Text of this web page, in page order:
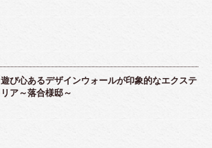
遊び心あるデザインウォールが印象的なエクステ
リア～落合様邸～